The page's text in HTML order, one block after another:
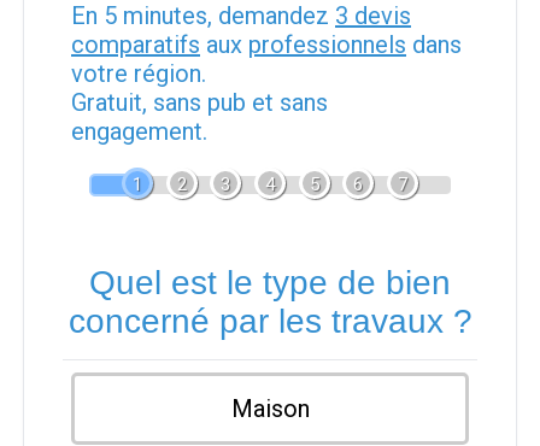
En 5 minutes, demandez 3 devis
comparatifs aux professionnels dans
votre région.
Gratuit, sans pub et sans
engagement.
1 2 3 4 5 6 7
Quel est le type de bien
concerné par les travaux ?
Maison